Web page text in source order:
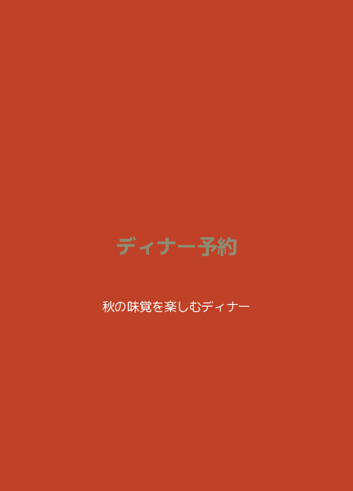
ディナー予約
秋の味覚を楽しむディナー